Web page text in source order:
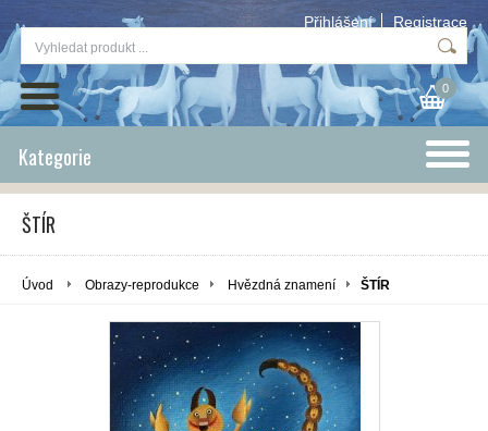
Přihlášení Registrace
0
Kategorie
ŠTÍR
Úvod Obrazy-reprodukce Hvězdná znamení ŠTÍR